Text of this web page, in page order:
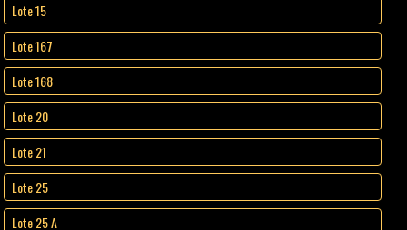
Lote 15
Lote 167
Lote 168
Lote 20
Lote 21
Lote 25
Lote 25 A